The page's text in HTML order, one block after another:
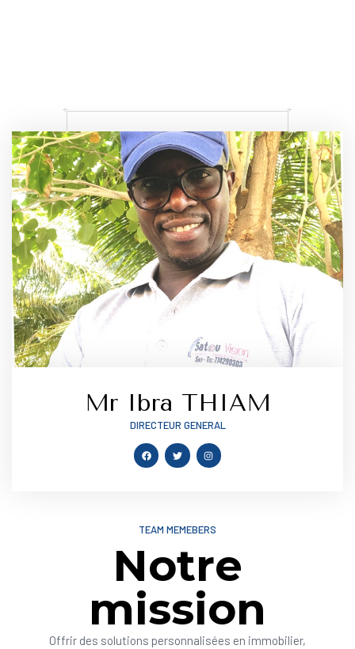
Mr Ibra THIAM
DIRECTEUR GENERAL
TEAM MEMEBERS
Notre
mission
Offrir des solutions personnalisées en immobilier,